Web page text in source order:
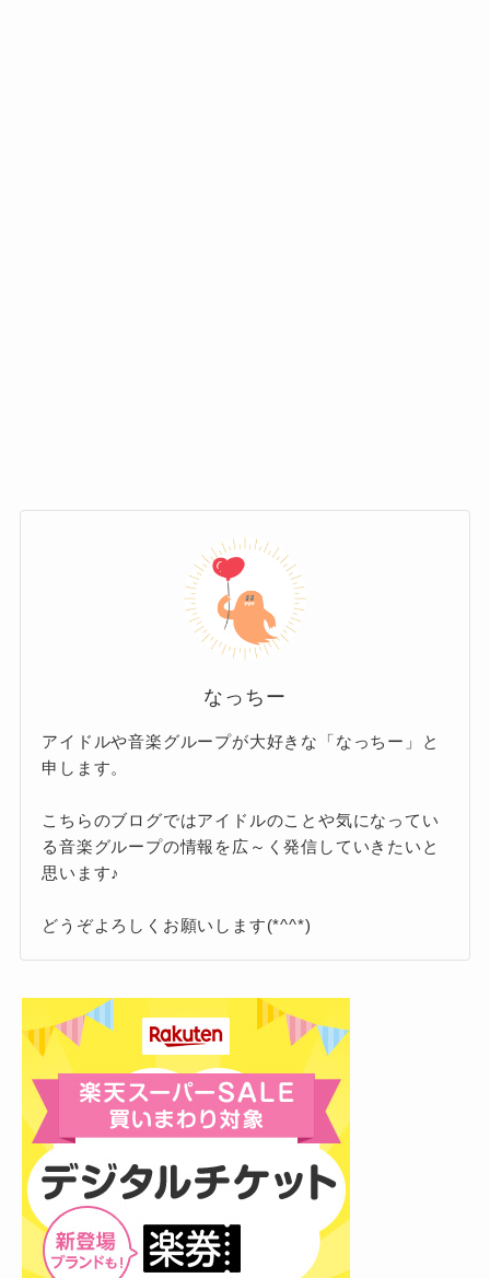
が複数候補として挙げられています
詳細な学校名は公表されていません。
大学には進学せず、学業と芸能活動を両立させ
進学理由
通信制高校に進学した理由は明確で、アイドル
としての活動を本格化させるためでした。
在学中も芸能活動は順調で、レッスンや舞台、
そのため、一般的な高校生活で経験する行事や
部活動などは限られていた可能性があります
が、それでも学業を続ける姿勢は評価されるべ
きポイントです！
通信制高校は個別に学習進度を管理できるた
め、岸さんのように芸能活動が多忙な生徒でも
学びやすい環境です。
岸さんはこの環境を活かし、しっかり学業を続
ら、川越市立川越小学校、川越市立川越
第一小学校、川越市立今成小学校のいず
れかである可能性が高い
とされていま
入学は2002年頃、卒業は2008年頃と考えられて
います。
小学校時代の環境
小学校時代の岸さんは、川越市の自然豊かな環
の行事に触れながら育ったことが、のちの岸さ
んの社交性や人柄形成に影響を与えたと考えら
れます。
また、地元のそば屋「笠置そば」に通っ
ていたというエピソードも！
地域の生活に溶け込みながら育ったことがうか
なっちー
アイドルや音楽グループが大好きな「なっちー」と
申します。
こちらのブログではアイドルのことや気になってい
る音楽グループの情報を広～く発信していきたいと
思います♪
どうぞよろしくお願いします(*^^*)